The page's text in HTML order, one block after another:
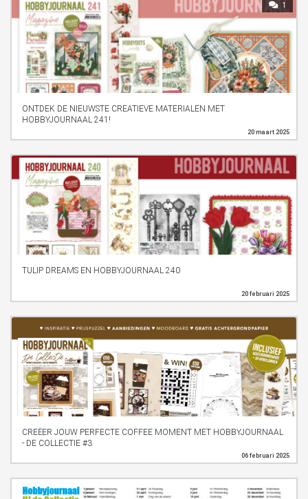
1
ONTDEK DE NIEUWSTE CREATIEVE MATERIALEN MET
HOBBYJOURNAAL 241!
20 maart 2025
TULIP DREAMS EN HOBBYJOURNAAL 240
20 februari 2025
CREËER JOUW PERFECTE COFFEE MOMENT MET HOBBYJOURNAAL
- DE COLLECTIE #3
06 februari 2025